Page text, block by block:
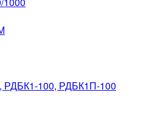
100, РДБК1П-100